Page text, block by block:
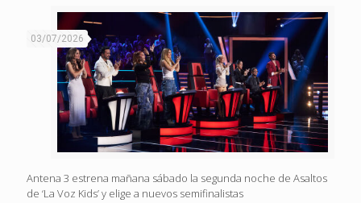
03/07/2026
Antena 3 estrena mañana sábado la segunda noche de Asaltos
de ‘La Voz Kids’ y elige a nuevos semifinalistas